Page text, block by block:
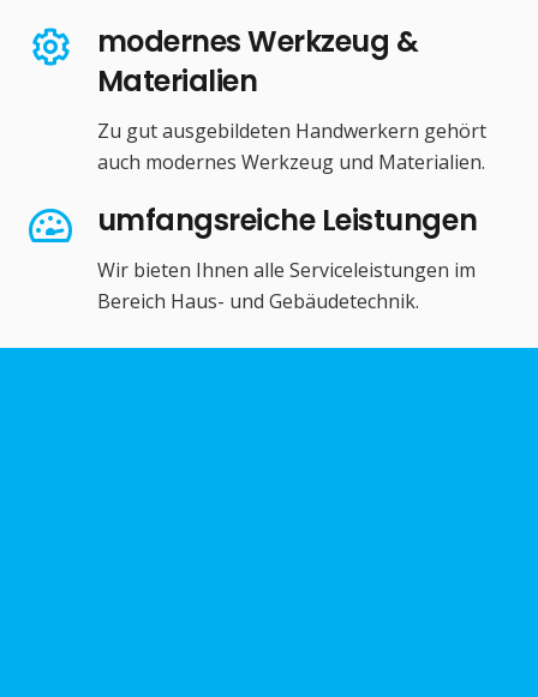
modernes Werkzeug &
Materialien
Zu gut ausgebildeten Handwerkern gehört
auch modernes Werkzeug und Materialien.
umfangsreiche Leistungen
Wir bieten Ihnen alle Serviceleistungen im
Bereich Haus- und Gebäudetechnik.